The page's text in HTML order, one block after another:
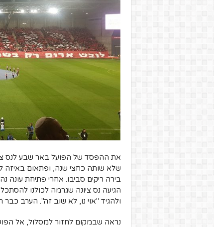
את ההפסד של הפועל באר שבע לנס
שלא שותה כחצי שנה, ופתאום באיזה
בירה ריקים סביבו. אחרי פתיחת
הגיעה נס ציונה שגרמה לכולנו
ולהגיד "אוי נו, לא שוב זה". הערב
נראה שבמקום לחזור למסלול, אל